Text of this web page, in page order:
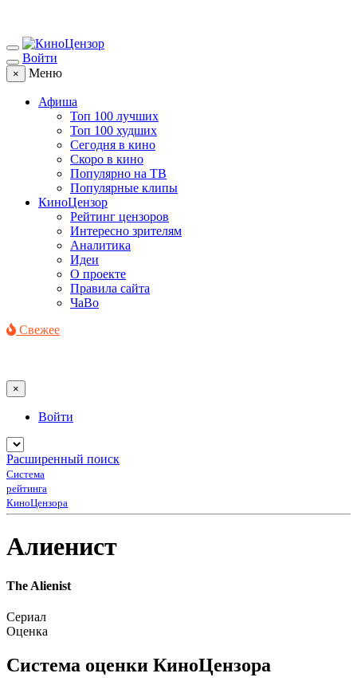
Войти
× Меню
Афиша
Топ 100 лучших
Топ 100 худших
Сегодня в кино
Скоро в кино
Популярно на ТВ
Популярные клипы
КиноЦензор
Рейтинг цензоров
Интересно зрителям
Аналитика
Идеи
О проекте
Правила сайта
ЧаВо
Свежее
×
Войти
Расширенный поиск
Система
рейтинга
КиноЦензора
Алиенист
The Alienist
Сериал
Оценка
Система оценки КиноЦензора